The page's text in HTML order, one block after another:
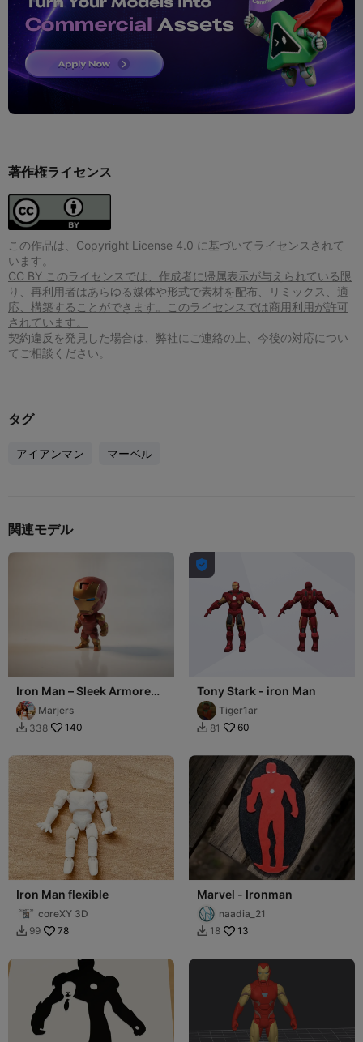
著作権ライセンス
この作品は、Copyright License 4.0 に基づいてライセンスされて
います。
CC BY このライセンスでは、作成者に帰属表示が与えられている限
り、再利用者はあらゆる媒体や形式で素材を配布、リミックス、適
応、構築することができます。このライセンスでは商用利用が許可
されています。
契約違反を発見した場合は、弊社にご連絡の上、今後の対応につい
てご相談ください。
タグ
アイアンマン マーベル
関連モデル
Iron Man – Sleek Armored
Avenger
Marjers
 338 140

Tony Stark - iron Man
Tiger1ar
 81 60
Iron Man flexible
coreXY 3D
 99 78
Marvel - Ironman
naadia_21
 18 13